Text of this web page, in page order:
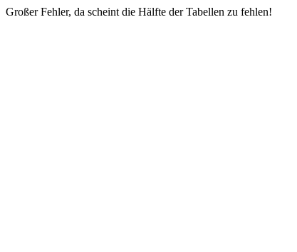
Großer Fehler, da scheint die Hälfte der Tabellen zu fehlen!